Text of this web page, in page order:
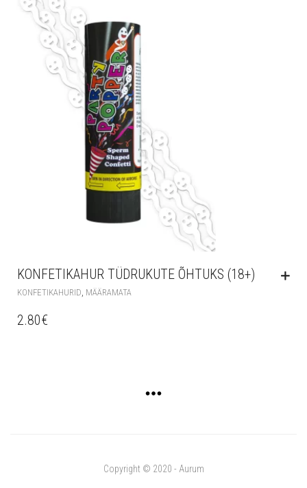
KONFETIKAHUR TÜDRUKUTE ÕHTUKS (18+)
KONFETIKAHURID MÄÄRAMATA
2.80€
Copyright © 2020 - Aurum